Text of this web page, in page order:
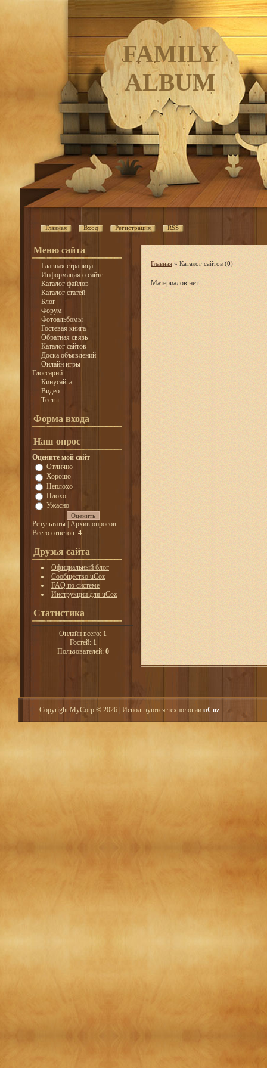
FAMILY
ALBUM
Главная Вход Регистрация RSS
Меню сайта
Главная страница
Информация о сайте
Каталог файлов
Каталог статей
Блог
Форум
Фотоальбомы
Гостевая книга
Обратная связь
Каталог сайтов
Доска объявлений
Онлайн игры
Глоссарий
Кинусайга
Видео
Тесты
Форма входа
Наш опрос
Оцените мой сайт
Отлично
Хорошо
Неплохо
Плохо
Ужасно
Результаты | Архив опросов
Всего ответов: 4
Друзья сайта
Официальный блог
Сообщество uCoz
FAQ по системе
Инструкции для uCoz
Статистика
Онлайн всего: 1
Гостей: 1
Пользователей: 0
Главная » Каталог сайтов (0)
Материалов нет
Copyright MyCorp © 2026 | Используются технологии uCoz